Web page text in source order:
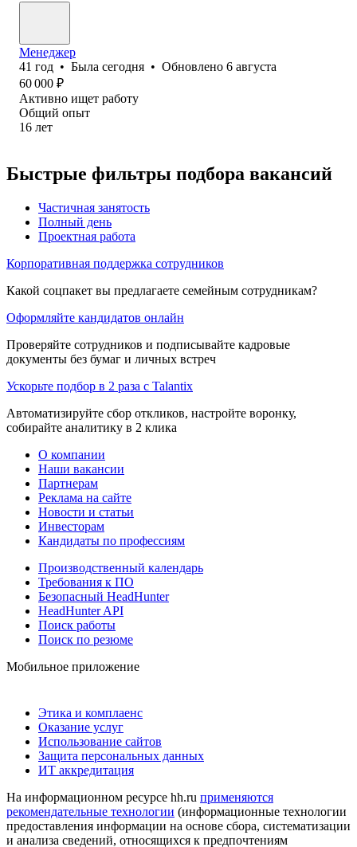
Менеджер
41 год • Была сегодня • Обновлено 6 августа
60 000 ₽
Активно ищет работу
Общий опыт
16 лет
Быстрые фильтры подбора вакансий
Частичная занятость
Полный день
Проектная работа
Корпоративная поддержка сотрудников
Какой соцпакет вы предлагаете семейным сотрудникам?
Оформляйте кандидатов онлайн
Проверяйте сотрудников и подписывайте кадровые
документы без бумаг и личных встреч
Ускорьте подбор в 2 раза с Talantix
Автоматизируйте сбор откликов, настройте воронку,
собирайте аналитику в 2 клика
О компании
Наши вакансии
Партнерам
Реклама на сайте
Новости и статьи
Инвесторам
Кандидаты по профессиям
Производственный календарь
Требования к ПО
Безопасный HeadHunter
HeadHunter API
Поиск работы
Поиск по резюме
Мобильное приложение
Этика и комплаенс
Оказание услуг
Использование сайтов
Защита персональных данных
ИТ аккредитация
На информационном ресурсе hh.ru применяются
рекомендательные технологии (информационные технологии
предоставления информации на основе сбора, систематизации
и анализа сведений, относящихся к предпочтениям